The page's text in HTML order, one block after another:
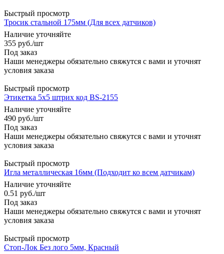
Быстрый просмотр
Тросик стальной 175мм (Для всех датчиков)
Наличие уточняйте
355 руб./шт
Под заказ
Наши менеджеры обязательно свяжутся с вами и уточнят
условия заказа
Быстрый просмотр
Этикетка 5х5 штрих код BS-2155
Наличие уточняйте
490 руб./шт
Под заказ
Наши менеджеры обязательно свяжутся с вами и уточнят
условия заказа
Быстрый просмотр
Игла металлическая 16мм (Подходит ко всем датчикам)
Наличие уточняйте
0.51 руб./шт
Под заказ
Наши менеджеры обязательно свяжутся с вами и уточнят
условия заказа
Быстрый просмотр
Стоп-Лок Без лого 5мм, Красный